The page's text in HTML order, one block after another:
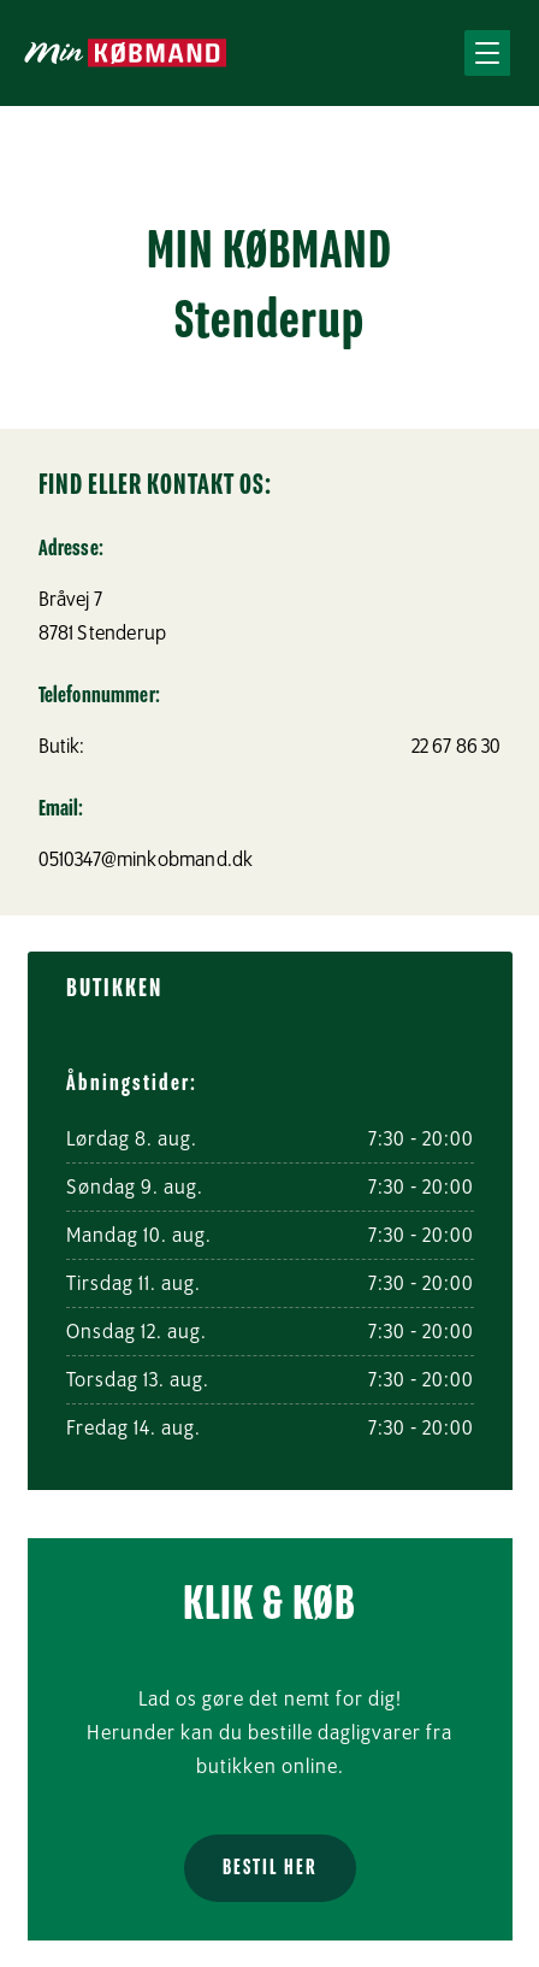
MIN KØBMAND
Stenderup
FIND ELLER KONTAKT OS:
Adresse:
Bråvej 7
8781 Stenderup
Telefonnummer:
Butik: 22 67 86 30
Email:
0510347@minkobmand.dk
BUTIKKEN
Åbningstider:
Lørdag 8. aug. 7:30 - 20:00
Søndag 9. aug. 7:30 - 20:00
Mandag 10. aug. 7:30 - 20:00
Tirsdag 11. aug. 7:30 - 20:00
Onsdag 12. aug. 7:30 - 20:00
Torsdag 13. aug. 7:30 - 20:00
Fredag 14. aug. 7:30 - 20:00
KLIK & KØB
Lad os gøre det nemt for dig!
Herunder kan du bestille dagligvarer fra
butikken online.
BESTIL HER